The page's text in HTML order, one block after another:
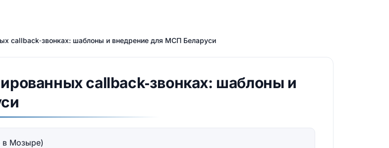
callback‑звонках: шаблоны и внедрение для МСП Беларуси
callback‑звонках: шаблоны и
в Мозыре)